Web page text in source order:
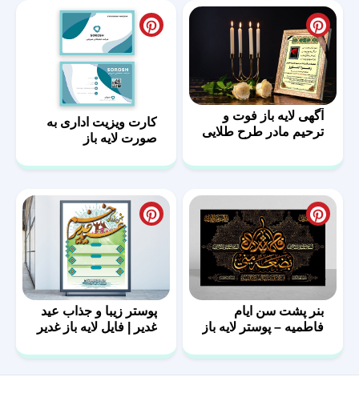
آگهی لایه باز فوت و
ترحیم مادر طرح طلایی
کارت ویزیت اداری به
صورت لایه باز
بنر پشت سن ایام
فاطمیه – پوستر لایه باز
پوستر زیبا و جذاب عید
غدیر | فایل لایه باز غدیر